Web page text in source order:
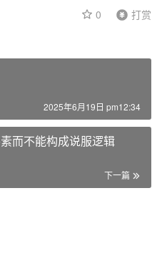
0 打赏
2025年6月19日 pm12:34
而不能构成说服逻辑
下一篇